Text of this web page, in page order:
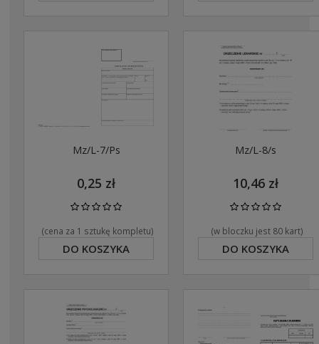
Mz/L-7/Ps
0,25 zł
(cena za 1 sztukę kompletu)
DO KOSZYKA
Mz/L-8/s
10,46 zł
(w bloczku jest 80 kart)
DO KOSZYKA